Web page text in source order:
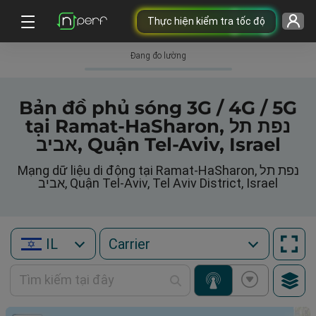
Thực hiện kiểm tra tốc độ
Đang đo lường
Bản đồ phủ sóng 3G / 4G / 5G
tại Ramat-HaSharon, נפת תל
אביב, Quận Tel-Aviv, Israel
Mạng dữ liệu di động tại Ramat-HaSharon, נפת תל
אביב, Quận Tel-Aviv, Tel Aviv District, Israel
IL